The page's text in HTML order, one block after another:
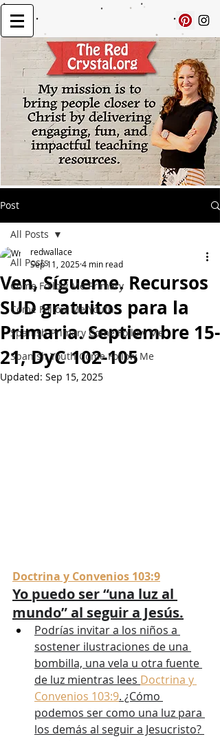
Post
All Posts
Come Follow Me Primary
Come Follow Me Youth
Spanish Primary Come Follow Me
Spanish Youth Come Follow Me
All Posts
Ven, Sígueme. Recursos
SUD gratuitos para la
Primaria. Septiembre 15-
21, DyC 102-105
redwallace
Sep 11, 20254 min read
Updated: Sep 15, 2025
Doctrina y Convenios 103:9
Yo puedo ser “una luz al
mundo” al seguir a Jesús.
Podrías invitar a los niños a
sostener ilustraciones de una
bombilla, una vela u otra fuente
de luz mientras lees Doctrina y
Convenios 103:9. ¿Cómo
podemos ser como una luz para
los demás al seguir a Jesucristo?